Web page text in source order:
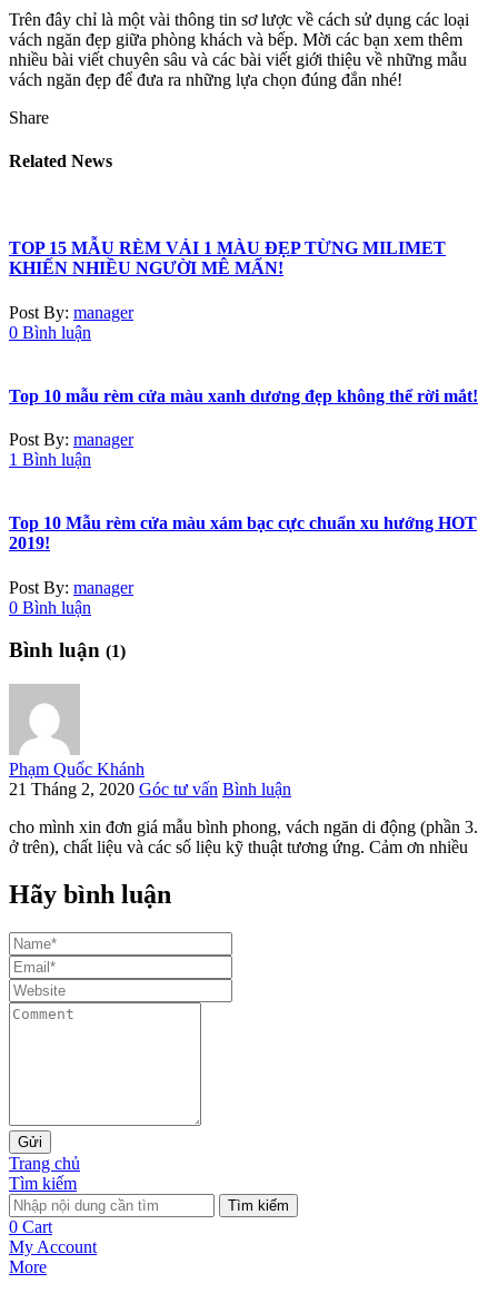
Trên đây chỉ là một vài thông tin sơ lược về cách sử dụng các loại
vách ngăn đẹp giữa phòng khách và bếp. Mời các bạn xem thêm
nhiều bài viết chuyên sâu và các bài viết giới thiệu về những mẫu
vách ngăn đẹp để đưa ra những lựa chọn đúng đắn nhé!
Share
Related News
TOP 15 MẪU RÈM VẢI 1 MÀU ĐẸP TỪNG MILIMET
KHIẾN NHIỀU NGƯỜI MÊ MẨN!
Post By: manager
0 Bình luận
Top 10 mẫu rèm cửa màu xanh dương đẹp không thể rời mắt!
Post By: manager
1 Bình luận
Top 10 Mẫu rèm cửa màu xám bạc cực chuẩn xu hướng HOT
2019!
Post By: manager
0 Bình luận
Bình luận (1)
Phạm Quốc Khánh
21 Tháng 2, 2020 Góc tư vấn Bình luận
cho mình xin đơn giá mẫu bình phong, vách ngăn di động (phần 3.
ở trên), chất liệu và các số liệu kỹ thuật tương ứng. Cảm ơn nhiều
Hãy bình luận
Gửi
Trang chủ
Tìm kiếm
Tìm kiếm
0 Cart
My Account
More